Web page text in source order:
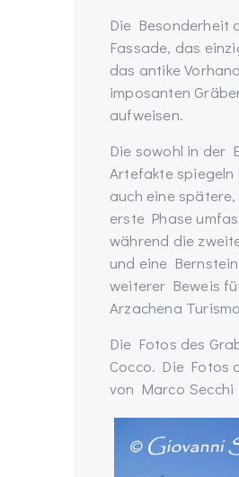
Die Besonderheit
Fassade, das
das antike
imposanten
aufweisen.
Die sowohl in der
Artefakte
auch eine
erste Phase
während die
und eine
weiterer Beweis
Arzachena
Die Fotos des
Cocco. Die Fotos
von Marco